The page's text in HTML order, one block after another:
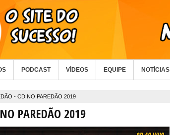
PODCAST VÍDEOS EQUIPE NOTÍCIAS
- CD NO PAREDÃO 2019
PAREDÃO 2019